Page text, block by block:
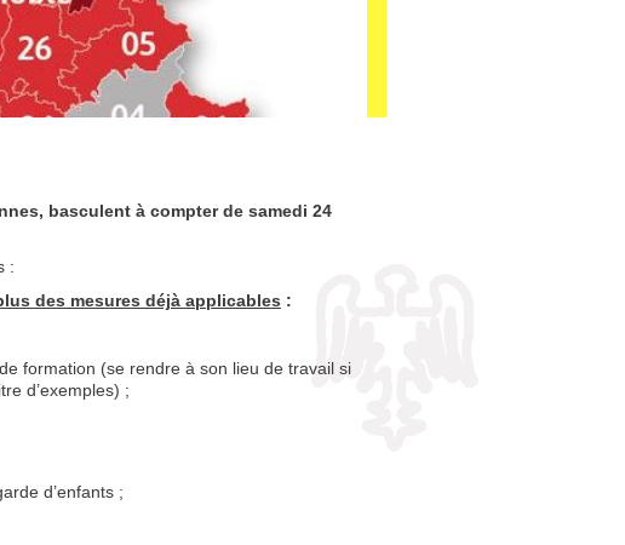
basculent à compter de samedi 24
:
des mesures déjà applicables :
formation (se rendre à son lieu de travail si
d’exemples) ;
d’enfants ;